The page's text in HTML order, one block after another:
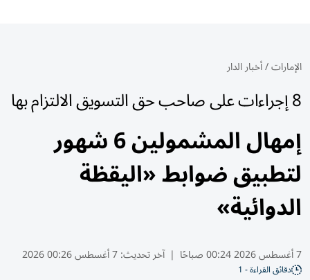
الإمارات/أخبار الدار
8 إجراءات على صاحب حق التسويق الالتزام بها
إمهال المشمولين 6 شهور
لتطبيق ضوابط «اليقظة
الدوائية»
7 أغسطس 2026 00:24 صباحًا | آخر تحديث:7 أغسطس 00:26 2026
دقائق القراءة - 1